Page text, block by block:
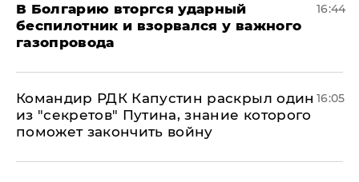
В Болгарию вторгся ударный
беспилотник и взорвался у важного
газопровода
16:44
Командир РДК Капустин раскрыл один
из "секретов" Путина, знание которого
поможет закончить войну
16:05